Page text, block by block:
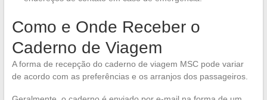
Como e Onde Receber o
Caderno de Viagem
A forma de recepção do caderno de viagem MSC pode variar
de acordo com as preferências e os arranjos dos passageiros.